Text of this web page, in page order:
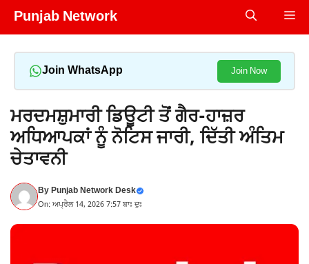
Skip
Punjab Network
Join WhatsApp Join Now
ਮਰਦਮਸ਼ੁਮਾਰੀ ਡਿਊਟੀ ਤੋਂ ਗੈਰ-ਹਾਜ਼ਰ
ਅਧਿਆਪਕਾਂ ਨੂੰ ਨੋਟਿਸ ਜਾਰੀ, ਦਿੱਤੀ ਅੰਤਿਮ
ਚੇਤਾਵਨੀ
ByPunjab Network Desk
On: ਅਪ੍ਰੈਲ 14, 2026 7:57 ਬਾਃ ਦੁਃ